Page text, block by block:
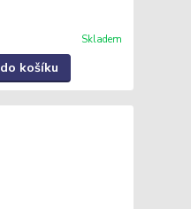
Skladem
košíku